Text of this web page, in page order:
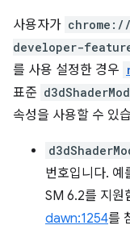
사용자가
developer-
를 사용 설정한 경우
표준
속성을 사용할 수 있
번호입니다. 예
SM 6.2를 지원
dawn:1254를